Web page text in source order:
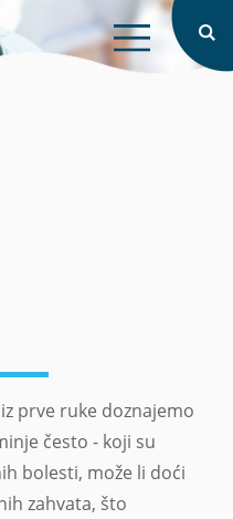
X
Naslovna
prve ruke doznajemo
često - koji su
bolesti, može li doći
zahvata, što